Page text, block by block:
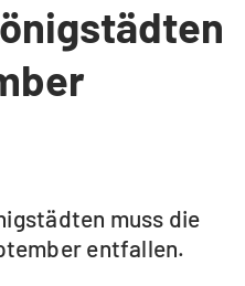
muss die
entfallen.